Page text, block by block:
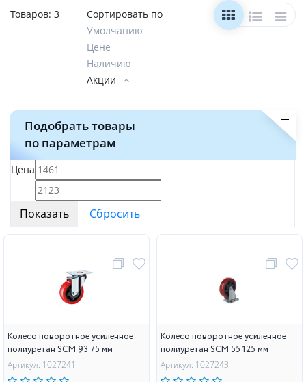
Товаров: 3
Сортировать по
Умолчанию
Цене
Наличию
Акции
Подобрать товары
по параметрам
Цена
Колесо поворотное усиленное
полиуретан SCM 93 75 мм
Артикул: 1027241
Колесо поворотное усиленное
полиуретан SCM 55 125 мм
Артикул: 1027243